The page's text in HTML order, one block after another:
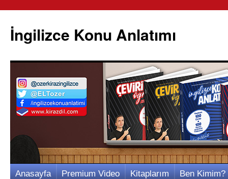
İngilizce Konu Anlatımı
İçeriğe
Anasayfa Premium Video Kitaplarım Ben Kimim?